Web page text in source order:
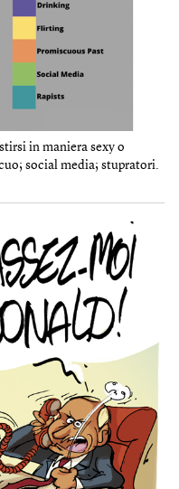
in maniera sexy o
social media; stupratori.